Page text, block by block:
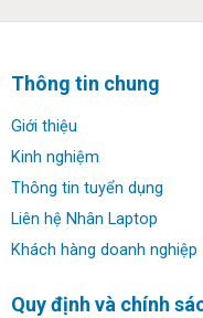
Thiết kế:
Asus Rog Strix
thể thao với ba màu sắc
Thông tin chung
Giới thiệu
Kinh nghiệm
Thông tin tuyển dụng
Liên hệ Nhân Laptop
Khách hàng doanh nghiệp
Quy định và chính